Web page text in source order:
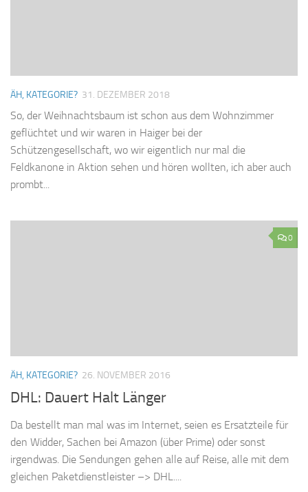
ÄH, KATEGORIE? 31. DEZEMBER 2018
So, der Weihnachtsbaum ist schon aus dem Wohnzimmer
geflüchtet und wir waren in Haiger bei der
Schützengesellschaft, wo wir eigentlich nur mal die
Feldkanone in Aktion sehen und hören wollten, ich aber auch
prombt...
0
ÄH, KATEGORIE? 26. NOVEMBER 2016
DHL: Dauert Halt Länger
Da bestellt man mal was im Internet, seien es Ersatzteile für
den Widder, Sachen bei Amazon (über Prime) oder sonst
irgendwas. Die Sendungen gehen alle auf Reise, alle mit dem
gleichen Paketdienstleister –> DHL....